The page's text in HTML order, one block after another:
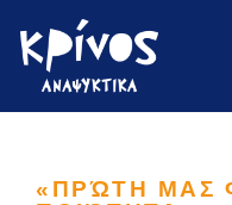
Skip
«ΠΡΏΤΗ ΜΑΣ